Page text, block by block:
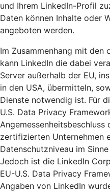
und Ihrem LinkedIn-Profil
Daten können Inhalte oder
angeboten werden.
Im Zusammenhang mit den
kann LinkedIn die dabei
Server außerhalb der EU,
in den USA, übermitteln,
Dienste notwendig ist. Für
U.S. Data Privacy
Angemessenheitsbeschluss
zertifizierten Unternehmen
Datenschutzniveau im
Jedoch ist die LinkedIn
EU-U.S. Data Privacy
Angaben von LinkedIn